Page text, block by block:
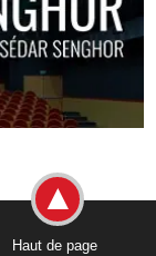
Haut de page